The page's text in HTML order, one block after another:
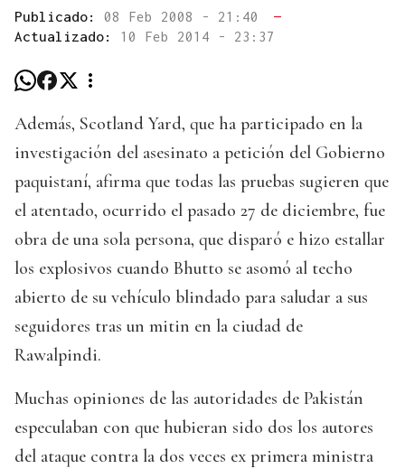
Publicado: 08 Feb 2008 - 21:40
—
Actualizado: 10 Feb 2014 - 23:37
Además, Scotland Yard, que ha participado en la
investigación del asesinato a petición del Gobierno
paquistaní, afirma que todas las pruebas sugieren que
el atentado, ocurrido el pasado 27 de diciembre, fue
obra de una sola persona, que disparó e hizo estallar
los explosivos cuando Bhutto se asomó al techo
abierto de su vehículo blindado para saludar a sus
seguidores tras un mitin en la ciudad de
Rawalpindi.
Muchas opiniones de las autoridades de Pakistán
especulaban con que hubieran sido dos los autores
del ataque contra la dos veces ex primera ministra